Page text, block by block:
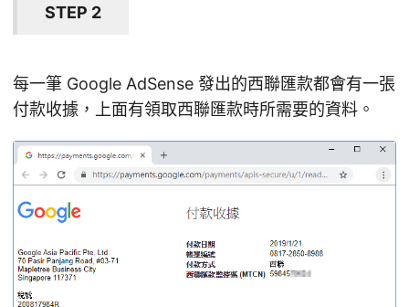
STEP 2
每一筆 Google AdSense 發出的西聯匯款都會有一張
付款收據，上面有領取西聯匯款時所需要的資料。